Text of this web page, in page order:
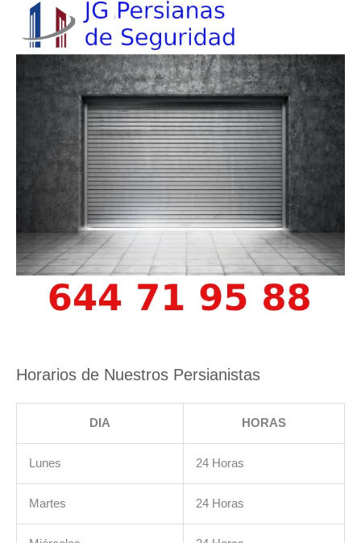
Horarios de Nuestros Persianistas
DIA HORAS
Lunes 24 Horas
Martes 24 Horas